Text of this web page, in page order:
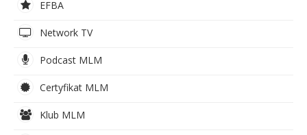
EFBA
Network TV
Podcast MLM
Certyfikat MLM
Klub MLM